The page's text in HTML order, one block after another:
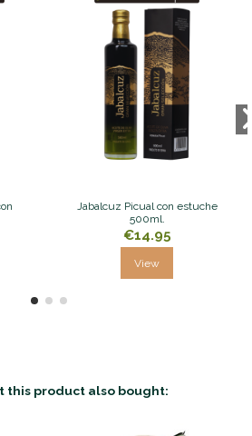
Jabalcuz Picual con estuche
500ml.
€14.95
View
this product also bought: